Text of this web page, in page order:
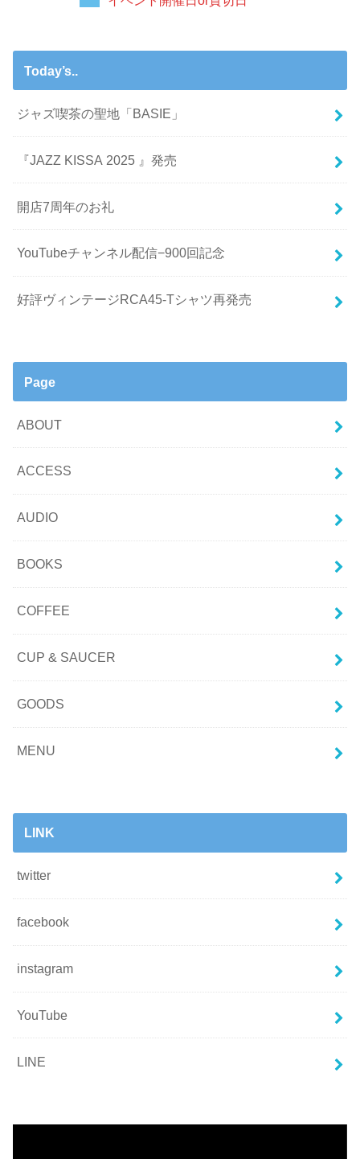
Today’s..
ジャズ喫茶の聖地「BASIE」
『JAZZ KISSA 2025 』発売
開店7周年のお礼
YouTubeチャンネル配信−900回記念
好評ヴィンテージRCA45-Tシャツ再発売
Page
ABOUT
ACCESS
AUDIO
BOOKS
COFFEE
CUP & SAUCER
GOODS
MENU
LINK
twitter
facebook
instagram
YouTube
LINE